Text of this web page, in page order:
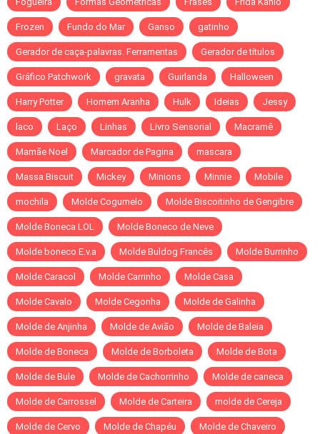
Frozen Fundo do Mar Ganso gatinho
Gerador de caça-palavras. Ferramentas Gerador de títulos
Gráfico Patchwork gravata Guirlanda Halloween
Harry Potter Homem Aranha Hulk Ideias Jessy
laco Laço Linhas Livro Sensorial Macramê
Mamãe Noel Marcador de Pagina mascara
Massa Biscuit Mickey Minions Minnie Mobile
mochila Molde Cogumelo Molde Biscoitinho de Gengibre
Molde Boneca LOL Molde Boneco de Neve
Molde boneco E.v.a Molde Buldog Francês Molde Burrinho
Molde Caracol Molde Carrinho Molde Casa
Molde Cavalo Molde Cegonha Molde de Galinha
Molde de Anjinha Molde de Avião Molde de Baleia
Molde de Boneca Molde de Borboleta Molde de Bota
Molde de Bule Molde de Cachorrinho Molde de caneca
Molde de Carrossel Molde de Carteira molde de Cereja
Molde de Cervo Molde de Chapéu Molde de Chaveiro